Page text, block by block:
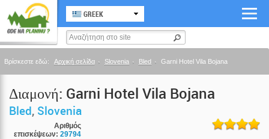
GREEK
Βρίσκεστε εδώ: Αρχική σελίδα Slovenia Bled Garni Hotel Vila Bojana
Διαμονή: Garni Hotel Vila Bojana
Bled, Slovenia
Αριθμός
επισκέψεων: 29794